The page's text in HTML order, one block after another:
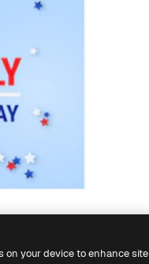
on your device to enhance site